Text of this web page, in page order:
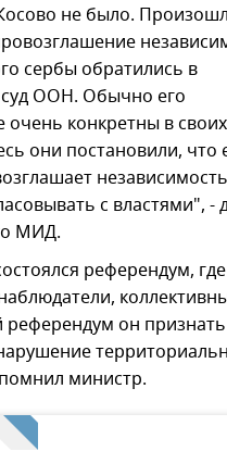
не было.
сербы обратились в
ООН. Обычно его
очень конкретны в своих
они постановили, что
с властями", -
МИД.
референдум,
референдум он
министр.